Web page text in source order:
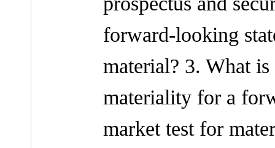
forward-looking
material? 3. What is
materiality for a
market test for